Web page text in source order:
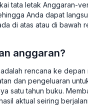
tata letak Anggaran-
Anda dapat
di atas atau di bawah
anggaran?
rencana ke depan
dan pengeluaran
satu tahun buku.
aktual seiring